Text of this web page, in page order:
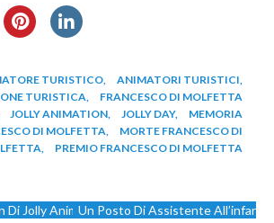
TURISTICO ANIMATORI TURISTICI
TURISTICA
FRANCESCO DI MOLFETTA
JOLLY ANIMATION JOLLY DAY,
MEMORIA
DI MOLFETTA
MORTE FRANCESCO DI
PREMIO FRANCESCO DI MOLFETTA
Di Jolly Animation Mimmo Ed Antonio Sorgente
Un Posto Di Assistente